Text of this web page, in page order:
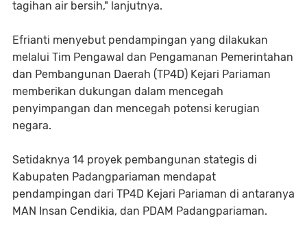
tagihan air bersih," lanjutnya.
Efrianti menyebut pendampingan yang dilakukan
melalui Tim Pengawal dan Pengamanan Pemerintahan
dan Pembangunan Daerah (TP4D) Kejari Pariaman
memberikan dukungan dalam mencegah
penyimpangan dan mencegah potensi kerugian
negara.
Setidaknya 14 proyek pembangunan stategis di
Kabupaten Padangpariaman mendapat
pendampingan dari TP4D Kejari Pariaman di antaranya
MAN Insan Cendikia, dan PDAM Padangpariaman.